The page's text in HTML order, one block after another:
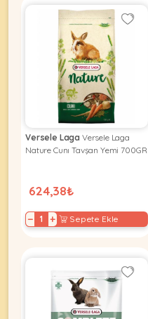
Versele Laga Versele Laga
Nature Cunı Tavşan Yemi 700GR
624,38₺
− + Sepete Ekle